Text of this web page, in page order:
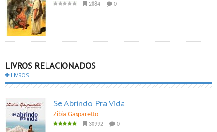
2884 0
LIVROS RELACIONADOS
LIVROS
Se Abrindo Pra Vida
Zibia Gasparetto
30992 0